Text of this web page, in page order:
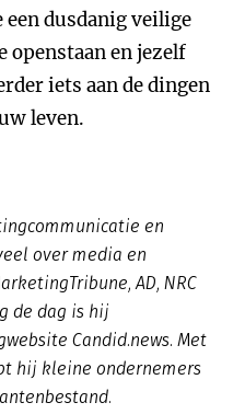
een dusdanig veilige
openstaan en jezelf
iets aan de dingen
leven.
en
over media en
AD, NRC
de dag is hij
Candid.news. Met
hij kleine ondernemers